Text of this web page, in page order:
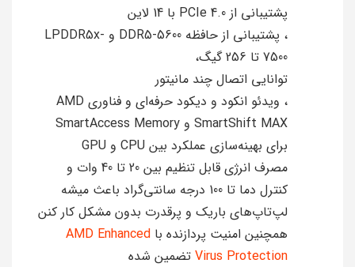
پشتیبانی از PCIe 4.0 با 14 لاین
، پشتیبانی از حافظه DDR5-5600 و LPDDR5x-
7500 تا 256 گیگ،
توانایی اتصال چند مانیتور
، ویدئو انکود و دیکود حرفه‌ای و فناوری AMD
SmartShift MAX و SmartAccess Memory
برای بهینه‌سازی عملکرد بین CPU و GPU
مصرف انرژی قابل تنظیم بین 20 تا 40 وات و
کنترل دما تا 100 درجه سانتی‌گراد باعث میشه
لپ‌تاپ‌های باریک و پرقدرت بدون مشکل کار کنن
همچنین امنیت پردازنده با AMD Enhanced
Virus Protection تضمین شده